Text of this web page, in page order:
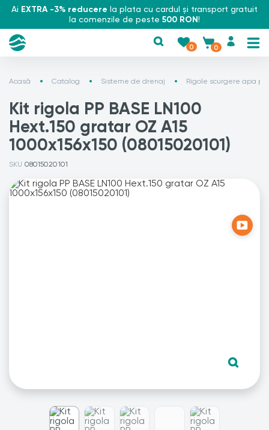
Ai EXTRA -3% reducere la plata cu cardul și transport gratuit
la comenzile de peste 500 RON!
0 0
Acasă Catalog Sisteme de drenaj Rigole scurgere apa
Kit rigola PP BASE LN100
Hext.150 gratar OZ A15
1000x156x150 (08015020101)
SKU 08015020101